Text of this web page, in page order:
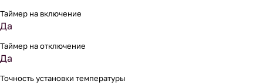
Таймер на включение
Да
Таймер на отключение
Да
Точность установки температуры